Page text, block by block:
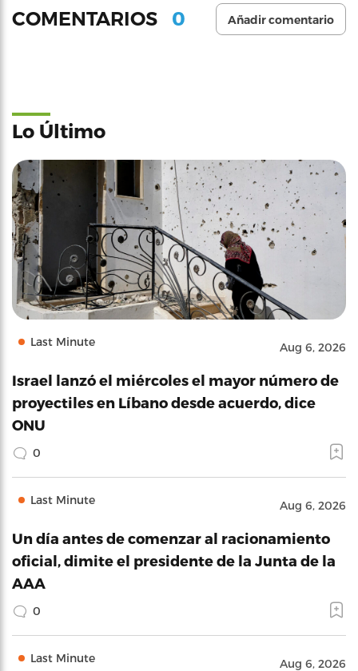
COMENTARIOS 0 Añadir comentario
Lo Último
Last Minute Aug 6, 2026
Israel lanzó el miércoles el mayor número de
proyectiles en Líbano desde acuerdo, dice
ONU
0
Last Minute Aug 6, 2026
Un día antes de comenzar al racionamiento
oficial, dimite el presidente de la Junta de la
AAA
0
Last Minute Aug 6, 2026